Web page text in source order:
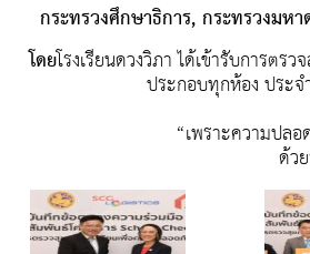
กระทรวงศึกษาธิการ,กระทรวงมห
โดยโรงเรียนดวงวิภา ได้เข้ารับการตร
ประกอบทุกห้อง ประ
“เพราะความปล
ด้ว